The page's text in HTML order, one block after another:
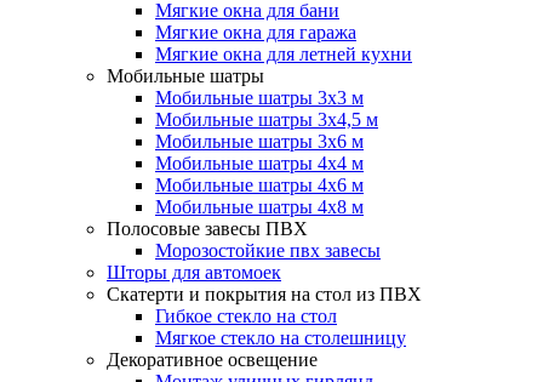
Мягкие окна для бани
Мягкие окна для гаража
Мягкие окна для летней кухни
Мобильные шатры
Мобильные шатры 3х3 м
Мобильные шатры 3х4,5 м
Мобильные шатры 3х6 м
Мобильные шатры 4х4 м
Мобильные шатры 4х6 м
Мобильные шатры 4х8 м
Полосовые завесы ПВХ
Морозостойкие пвх завесы
Шторы для автомоек
Скатерти и покрытия на стол из ПВХ
Гибкое стекло на стол
Мягкое стекло на столешницу
Декоративное освещение